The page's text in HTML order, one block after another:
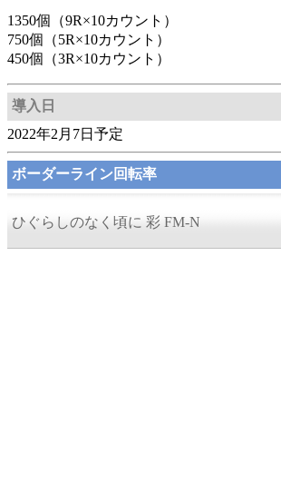
1350個（9R×10カウント）
750個（5R×10カウント）
450個（3R×10カウント）
導入日
2022年2月7日予定
ボーダーライン回転率
ひぐらしのなく頃に 彩 FM-N